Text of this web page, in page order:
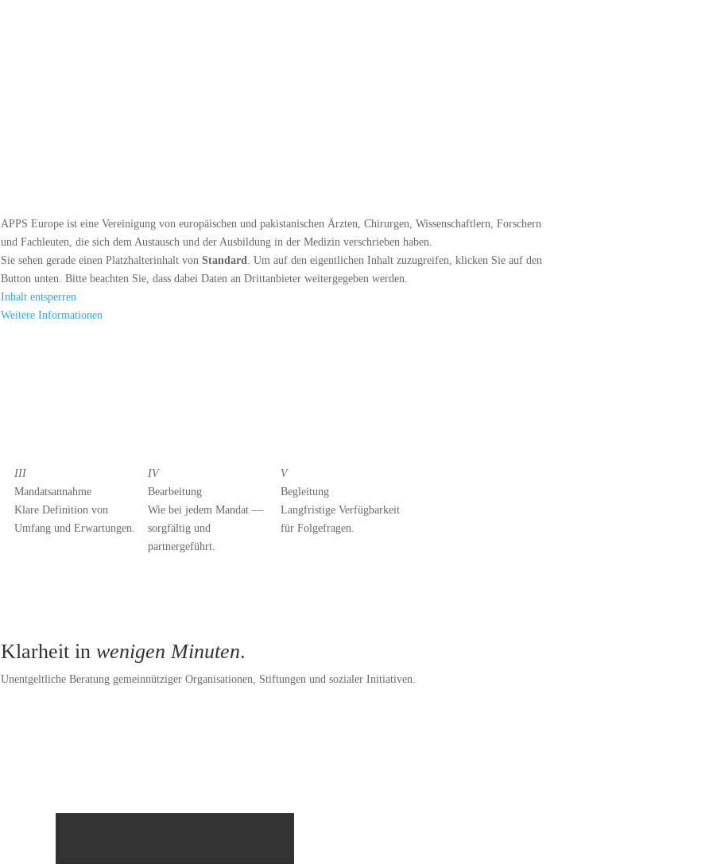
APPS Europe ist eine Vereinigung von europäischen und pakistanischen Ärzten, Chirurgen, Wissenschaftlern, Forschern
und Fachleuten, die sich dem Austausch und der Ausbildung in der Medizin verschrieben haben.
Sie sehen gerade einen Platzhalterinhalt vonStandard
. Um auf den eigentlichen Inhalt zuzugreifen, klicken Sie auf den
Button unten. Bitte beachten Sie, dass dabei Daten an Drittanbieter weitergegeben werden.
Inhalt entsperren
Weitere Informationen
III
Mandatsannahme
Klare Definition von
Umfang und Erwartungen.
IV
Bearbeitung
Wie bei jedem Mandat —
sorgfältig und
partnergeführt.
V
Begleitung
Langfristige Verfügbarkeit
für Folgefragen.
Klarheit inwenigen Minuten.
Unentgeltliche Beratung gemeinnütziger Organisationen, Stiftungen und sozialer Initiativen.